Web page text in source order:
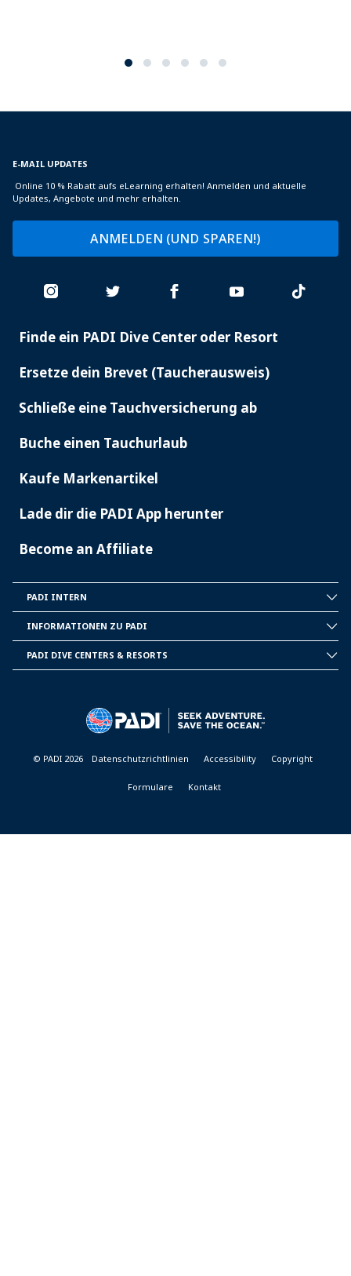
E-MAIL UPDATES
Online 10 % Rabatt aufs eLearning erhalten! Anmelden und aktuelle
Updates, Angebote und mehr erhalten.
ANMELDEN (UND SPAREN!)
PADI
Finde ein PADI Dive Center oder Resort
Ersetze dein Brevet (Taucherausweis)
Schließe eine Tauchversicherung ab
Buche einen Tauchurlaub
Kaufe Markenartikel
Lade dir die PADI App herunter
Become an Affiliate
PADI
PADI INTERN
INFORMATION
INFORMATIONEN ZU PADI
PADI DIVE CENTERS & RESORTS
© PADI 2026 Datenschutzrichtlinien Accessibility Copyright
Formulare Kontakt